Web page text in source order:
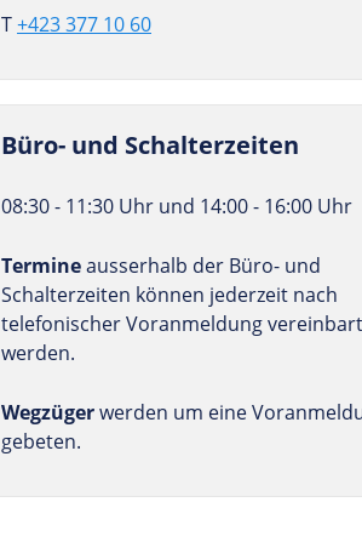
T+423 377 10 60
Büro- und Schalterzeiten
08:30 - 11:30 Uhr und 14:00 - 16:00 Uhr
Termineausserhalb der Büro- und
Schalterzeiten können jederzeit nach
telefonischer Voranmeldung vereinbart
werden.
Wegzügerwerden um eine
gebeten.